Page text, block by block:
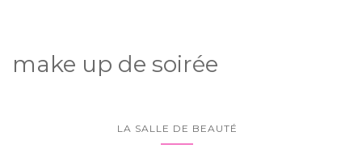
make up de soirée
LA SALLE DE BEAUTÉ